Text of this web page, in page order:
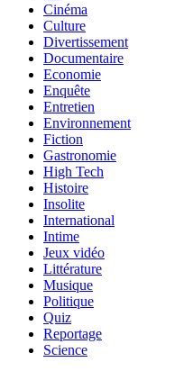
Cinéma
Culture
Divertissement
Documentaire
Economie
Enquête
Entretien
Environnement
Fiction
Gastronomie
High Tech
Histoire
Insolite
International
Intime
Jeux vidéo
Littérature
Musique
Politique
Quiz
Reportage
Science